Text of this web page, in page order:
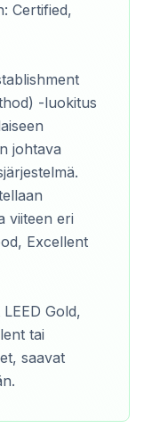
Certified,
-luokitus
johtava
viiteen eri
Excellent
Gold,
tai
saavat